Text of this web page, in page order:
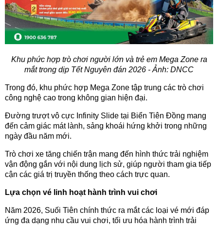
Khu phức hợp trò chơi người lớn và trẻ em Mega Zone ra
mắt trong dịp Tết Nguyên đán 2026 - Ảnh: DNCC
Trong đó, khu phức hợp Mega Zone tập trung các trò chơi
công nghệ cao trong không gian hiện đại.
Đường trượt vô cực Infinity Slide tại Biển Tiên Đồng mang
đến cảm giác mát lành, sảng khoái hứng khởi trong những
ngày đầu năm mới.
Trò chơi xe tăng chiến trận mang đến hình thức trải nghiệm
vận động gắn với nội dung lịch sử, giúp người tham gia tiếp
cận các giá trị truyền thống theo cách trực quan.
Lựa chọn vé linh hoạt hành trình vui chơi
Năm 2026, Suối Tiên chính thức ra mắt các loại vé mới đáp
ứng đa dạng nhu cầu vui chơi, tối ưu hóa hành trình trải